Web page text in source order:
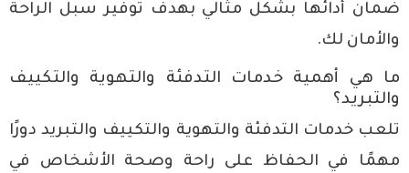
ضمان أدائها بشكل مثالي بهدف توفير سبل الراحة
والأمان لك.
ما هي أهمية خدمات التدفئة والتهوية والتكييف
والتبريد؟
تلعب خدمات التدفئة والتهوية والتكييف والتبريد دورًا
مهمًا في الحفاظ على راحة وصحة الأشخاص في